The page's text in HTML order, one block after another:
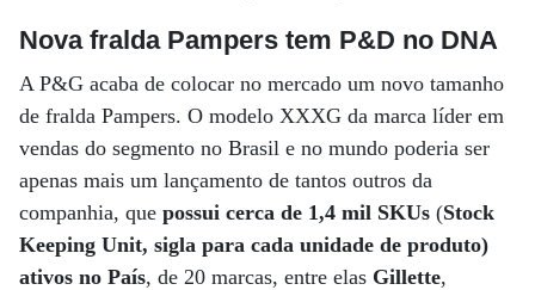
Nova fralda Pampers tem P&D no DNA
A P&G acaba de colocar no mercado um novo tamanho
de fralda Pampers. O modelo XXXG da marca líder em
vendas do segmento no Brasil e no mundo poderia ser
apenas mais um lançamento de tantos outros da
companhia, que possui cerca de 1,4 mil SKUs (Stock
Keeping Unit, sigla para cada unidade de produto)
ativos no País, de 20 marcas, entre elas Gillette,